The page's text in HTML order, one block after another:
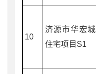
10
济源市华宏城
住宅项目S1